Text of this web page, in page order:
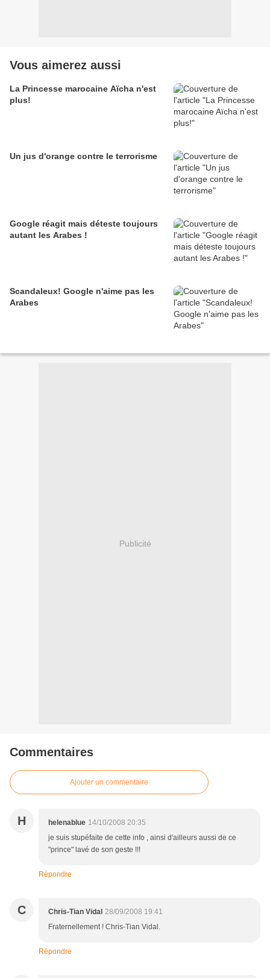
Vous aimerez aussi
La Princesse marocaine Aïcha n'est
plus!
Un jus d'orange contre le terrorisme
Google réagit mais déteste toujours
autant les Arabes !
Scandaleux! Google n'aime pas les
Arabes
Publicité
Commentaires
Ajouter un commentaire
H helenablue 14/10/2008 20:35
je suis stupéfaite de cette info , ainsi d'ailleurs aussi de ce
"prince" lavé de son geste !!!
Répondre
C Chris-Tian Vidal 28/09/2008 19:41
Fraternellement ! Chris-Tian Vidal.
Répondre